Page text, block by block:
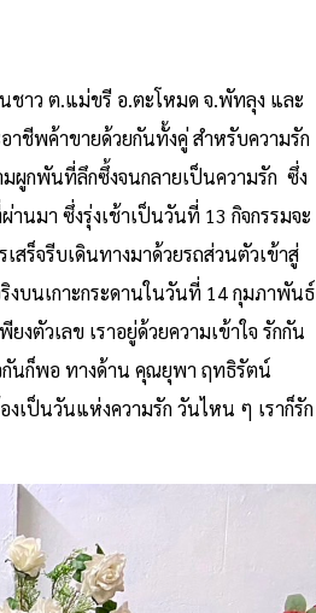
ชาว ต.แม่ขรี อ.ตะโหมด จ.พัทลุง และ
ชีพค้าขายด้วยกันทั้งคู่ สำหรับความรัก
ผูกพันที่ลึกซึ้งจนกลายเป็นความรัก ซึ่ง
นมา ซึ่งรุ่งเช้าเป็นวันที่ 13 กิจกรรมจะ
สร็จรีบเดินทางมาด้วยรถส่วนตัวเข้าสู่
งบนเกาะกระดานในวันที่ 14 กุมภาพันธ์
ตัวเลข เราอยู่ด้วยความเข้าใจ รักกัน
จกันก็พอ ทางด้าน คุณยุพา ฤทธิรัตน์
เป็นวันแห่งความรัก วันไหน ๆ เราก็รัก